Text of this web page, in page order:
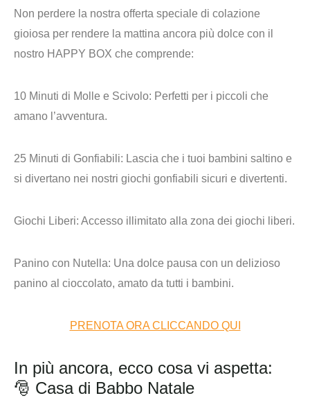
Non perdere la nostra offerta speciale di colazione
gioiosa per rendere la mattina ancora più dolce con il
nostro HAPPY BOX che comprende:
10 Minuti di Molle e Scivolo: Perfetti per i piccoli che
amano l’avventura.
25 Minuti di Gonfiabili: Lascia che i tuoi bambini saltino e
si divertano nei nostri giochi gonfiabili sicuri e divertenti.
Giochi Liberi: Accesso illimitato alla zona dei giochi liberi.
Panino con Nutella: Una dolce pausa con un delizioso
panino al cioccolato, amato da tutti i bambini.
PRENOTA ORA CLICCANDO QUI
In più ancora, ecco cosa vi aspetta:
🎅 Casa di Babbo Natale